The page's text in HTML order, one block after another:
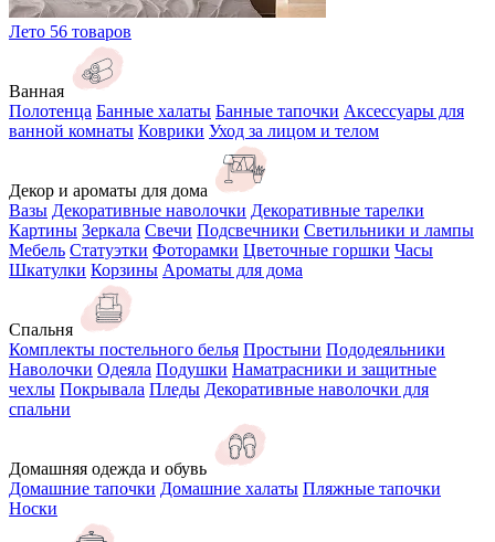
Лето 56 товаров
Ванная
Полотенца Банные халаты Банные тапочки Аксессуары для
ванной комнаты Коврики Уход за лицом и телом
Декор и ароматы для дома
Вазы Декоративные наволочки Декоративные тарелки
Картины Зеркала Свечи Подсвечники Светильники и лампы
Мебель Статуэтки Фоторамки Цветочные горшки Часы
Шкатулки Корзины Ароматы для дома
Спальня
Комплекты постельного белья Простыни Пододеяльники
Наволочки Одеяла Подушки Наматрасники и защитные
чехлы Покрывала Пледы Декоративные наволочки для
спальни
Домашняя одежда и обувь
Домашние тапочки Домашние халаты Пляжные тапочки
Носки